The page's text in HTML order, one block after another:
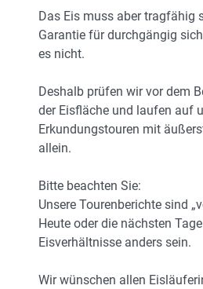
Das Eis muss aber tragfähig
Garantie für durchgängig
es nicht.
Deshalb prüfen wir vor dem
der Eisfläche und laufen auf
Erkundungstouren mit
allein.
Bitte beachten Sie:
Unsere Tourenberichte sind
Heute oder die nächsten
Eisverhältnisse anders sein.
Wir wünschen allen